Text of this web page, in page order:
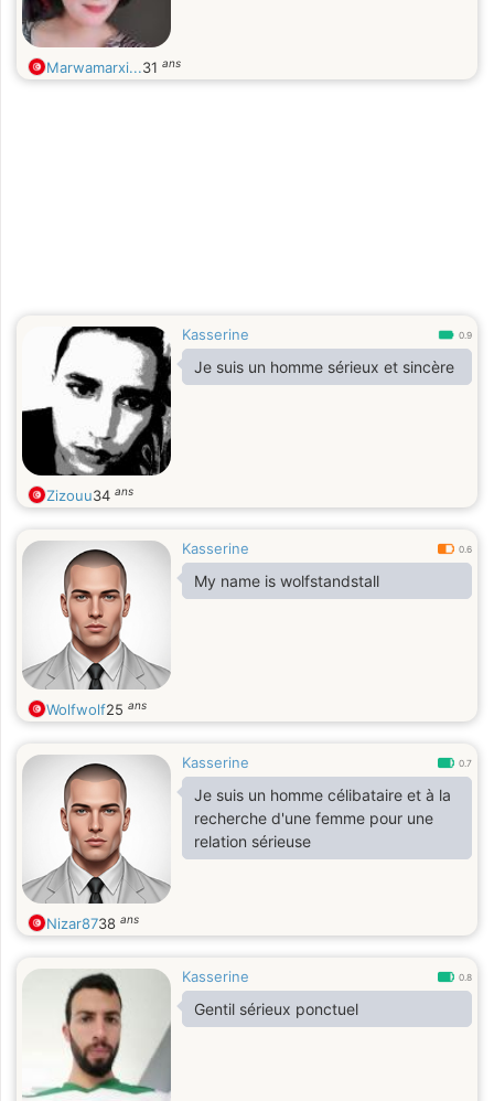
Marwamarxi...31 ans
Kasserine 0.9
Je suis un homme sérieux et sincère
Zizouu34 ans
Kasserine 0.6
My name is wolfstandstall
Wolfwolf25 ans
Kasserine 0.7
Je suis un homme célibataire et à la
recherche d'une femme pour une
relation sérieuse
Nizar8738 ans
Kasserine 0.8
Gentil sérieux ponctuel